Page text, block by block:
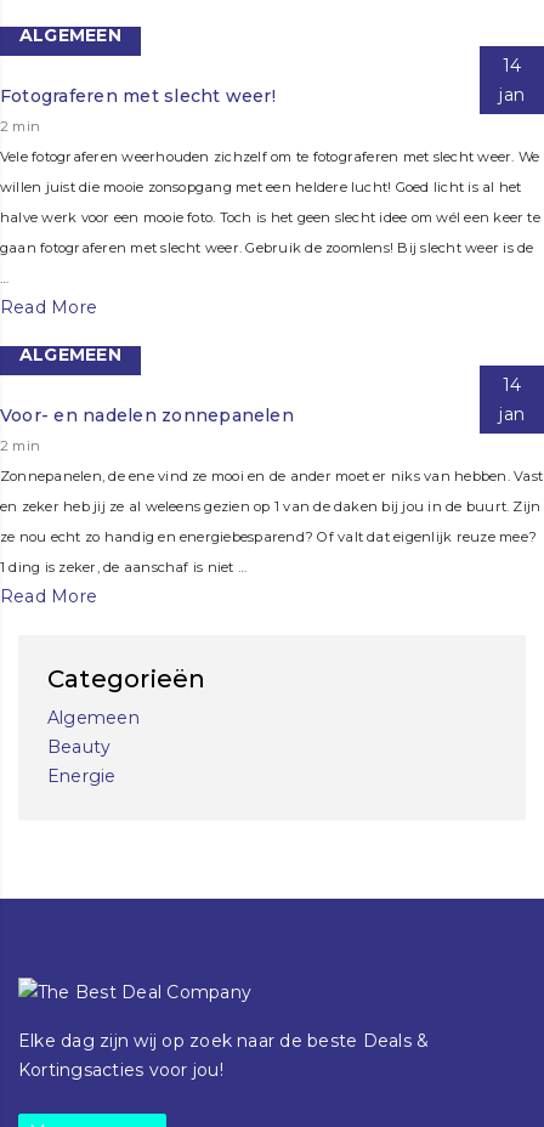
14
jan
ALGEMEEN
Fotograferen met slecht weer!
2 min
Vele fotograferen weerhouden zichzelf om te fotograferen met slecht weer. We
willen juist die mooie zonsopgang met een heldere lucht! Goed licht is al het
halve werk voor een mooie foto. Toch is het geen slecht idee om wél een keer te
gaan fotograferen met slecht weer. Gebruik de zoomlens! Bij slecht weer is de
…
Read More
14
jan
ALGEMEEN
Voor- en nadelen zonnepanelen
2 min
Zonnepanelen, de ene vind ze mooi en de ander moet er niks van hebben. Vast
en zeker heb jij ze al weleens gezien op 1 van de daken bij jou in de buurt. Zijn
ze nou echt zo handig en energiebesparend? Of valt dat eigenlijk reuze mee?
1 ding is zeker, de aanschaf is niet …
Read More
Categorieën
Algemeen
Beauty
Energie
Elke dag zijn wij op zoek naar de beste Deals &
Kortingsacties voor jou!